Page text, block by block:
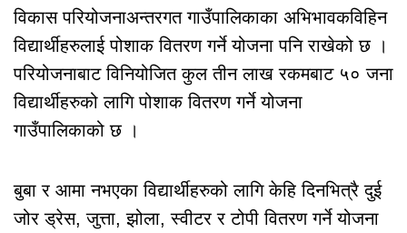
विकास परियोजनाअन्तरगत गाउँपालिकाका अभिभावकविहिन
विद्यार्थीहरुलाई पोशाक वितरण गर्ने योजना पनि राखेको छ ।
परियोजनाबाट विनियोजित कुल तीन लाख रकमबाट ५० जना
विद्यार्थीहरुको लागि पोशाक वितरण गर्ने योजना
गाउँपालिकाको छ ।
बुबा र आमा नभएका विद्यार्थीहरुको लागि केहि दिनभित्रै दुई
जोर ड्रेस, जुत्ता, झोला, स्वीटर र टोपी वितरण गर्ने योजना